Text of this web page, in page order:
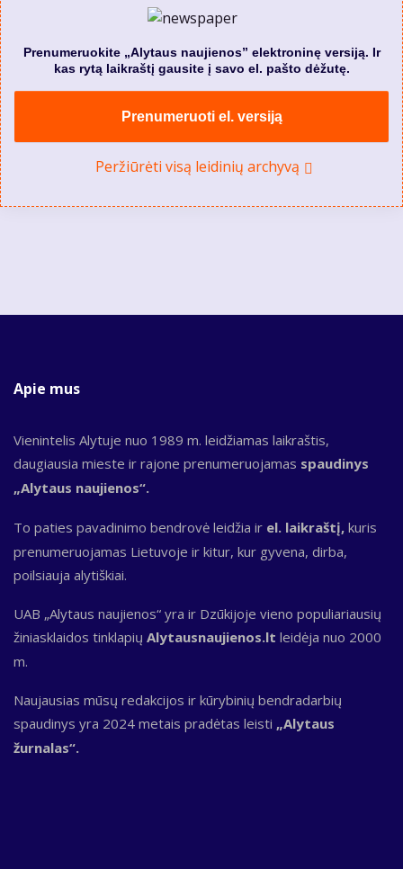
Prenumeruokite „Alytaus naujienos” elektroninę versiją. Ir
kas rytą laikraštį gausite į savo el. pašto dėžutę.
Prenumeruoti el. versiją
Peržiūrėti visą leidinių archyvą
Apie mus
Vienintelis Alytuje nuo 1989 m. leidžiamas laikraštis,
daugiausia mieste ir rajone prenumeruojamas spaudinys
„Alytaus naujienos“.
To paties pavadinimo bendrovė leidžia ir el. laikraštį, kuris
prenumeruojamas Lietuvoje ir kitur, kur gyvena, dirba,
poilsiauja alytiškiai.
UAB „Alytaus naujienos“ yra ir Dzūkijoje vieno populiariausių
žiniasklaidos tinklapių Alytausnaujienos.lt leidėja nuo 2000
m.
Naujausias mūsų redakcijos ir kūrybinių bendradarbių
spaudinys yra 2024 metais pradėtas leisti „Alytaus
žurnalas“.